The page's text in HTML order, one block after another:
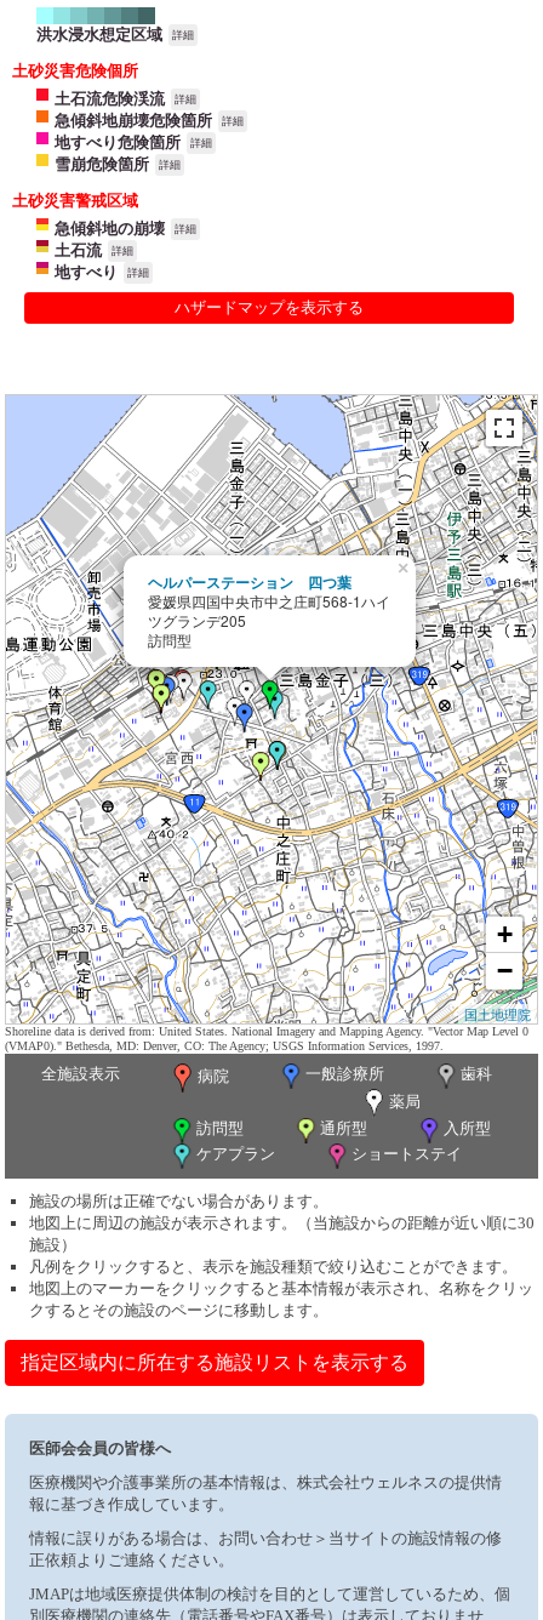
洪水浸水想定区域 詳細
土砂災害危険個所
土石流危険渓流
詳細
急傾斜地崩壊危険箇所 詳細
地すべり危険箇所 詳細
雪崩危険箇所 詳細
土砂災害警戒区域
急傾斜地の崩壊
詳細
土石流 詳細
地すべり 詳細
ハザードマップを表示する
ヘルパーステーション 四つ葉
愛媛県四国中央市中之庄町568-1ハイ
ツグランデ205
訪問型
×
+
−
国土地理院
Shoreline data is derived from: United States. National Imagery and Mapping Agency. "Vector Map Level 0
(VMAP0)." Bethesda, MD: Denver, CO: The Agency; USGS Information Services, 1997.
全施設表示 病院 一般診療所
歯科
薬局
訪問型
通所型
入所型
ケアプラン
ショートステイ
施設の場所は正確でない場合があります。
地図上に周辺の施設が表示されます。（当施設からの距離が近い順に30
施設）
凡例をクリックすると、表示を施設種類で絞り込むことができます。
地図上のマーカーをクリックすると基本情報が表示され、名称をクリッ
クするとその施設のページに移動します。
指定区域内に所在する施設リストを表示する
医師会会員の皆様へ
医療機関や介護事業所の基本情報は、株式会社ウェルネスの提供情
報に基づき作成しています。
情報に誤りがある場合は、お問い合わせ＞当サイトの施設情報の修
正依頼よりご連絡ください。
JMAPは地域医療提供体制の検討を目的として運営しているため、個
別医療機関の連絡先（電話番号やFAX番号）は表示しておりませ